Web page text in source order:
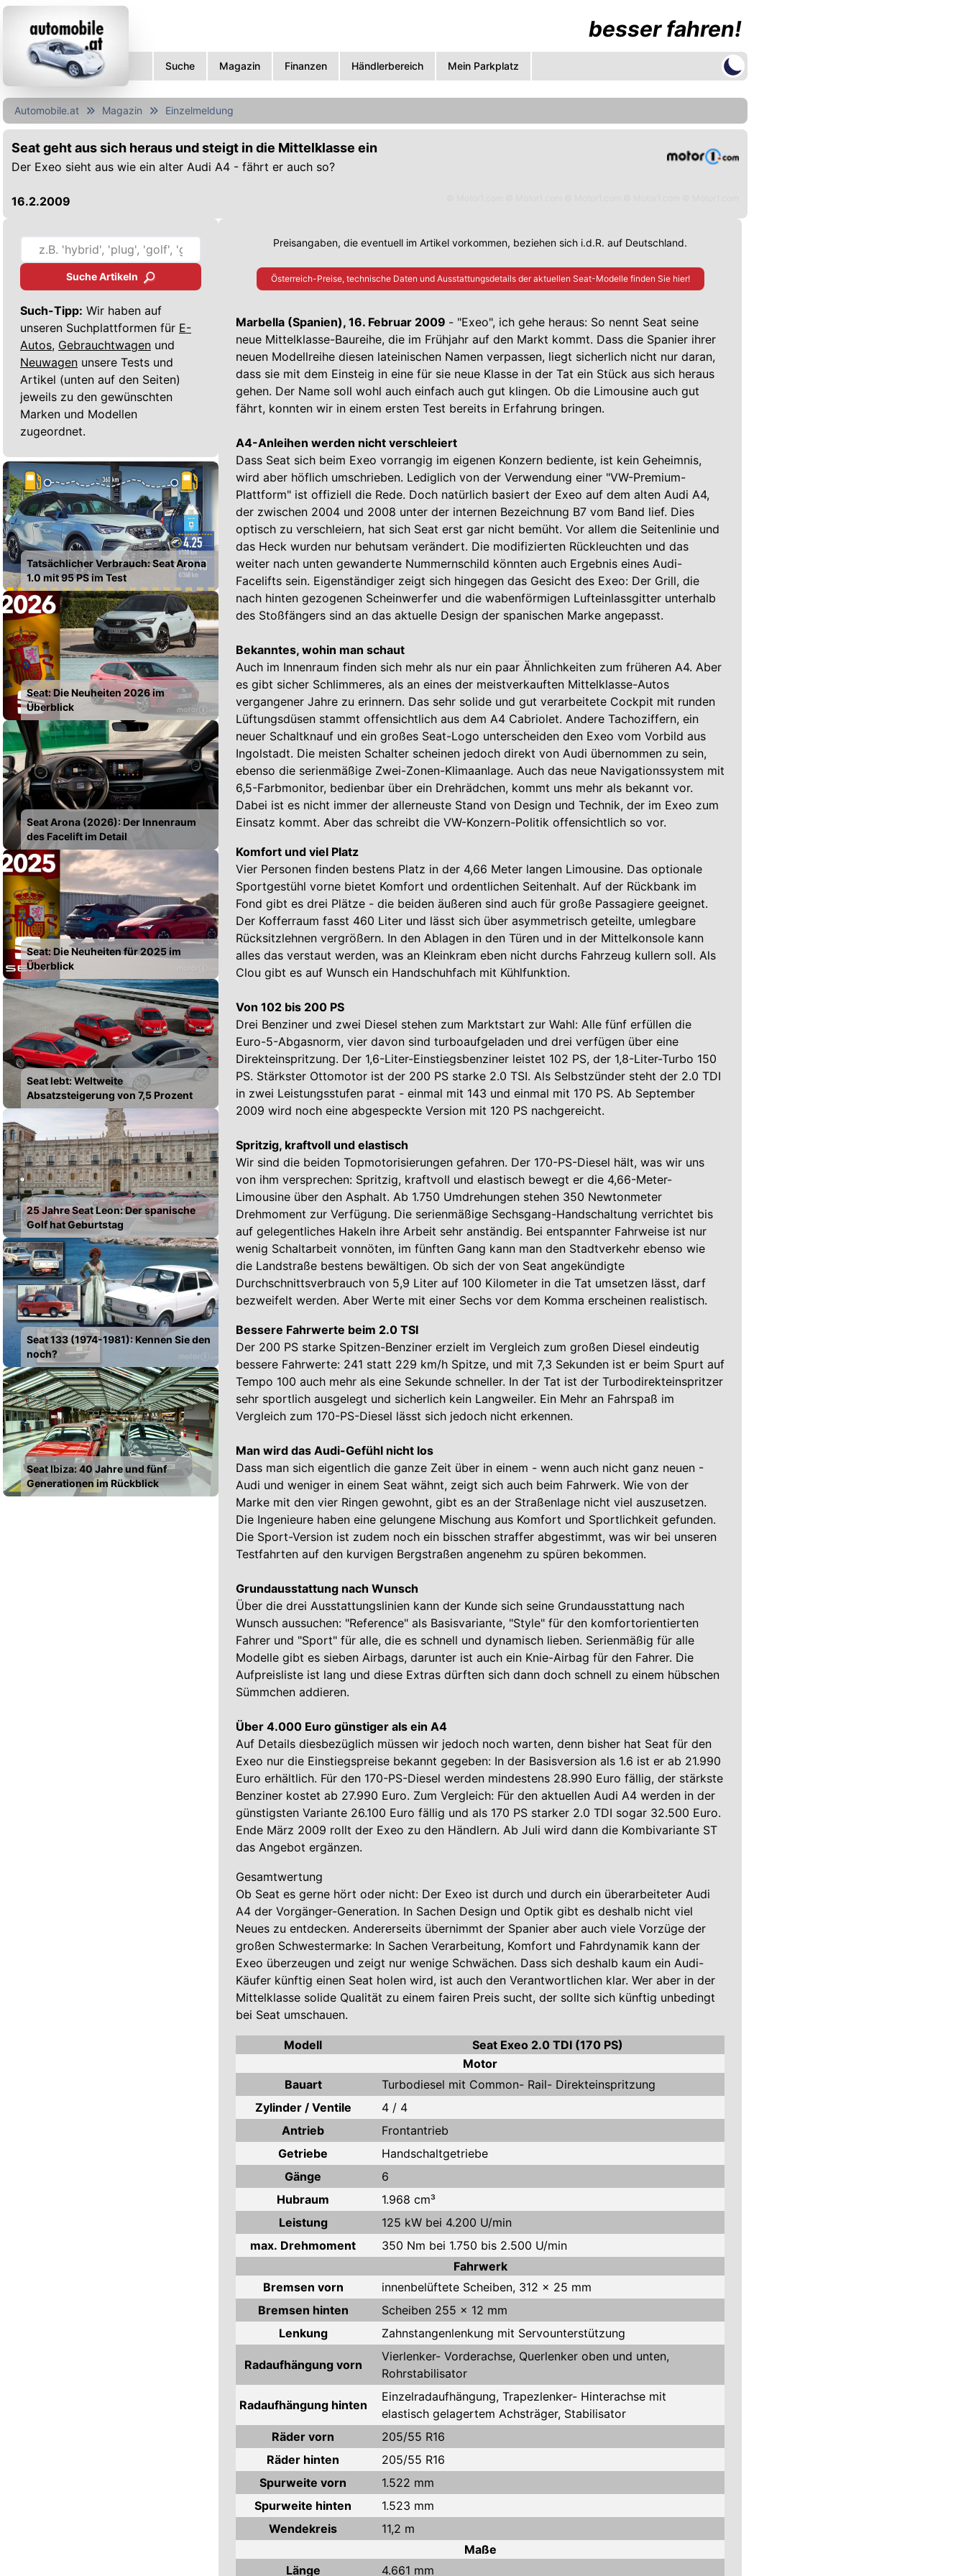
besser fahren!
Suche Magazin Finanzen Händlerbereich Mein Parkplatz
Automobile.at Magazin Einzelmeldung
Seat geht aus sich heraus und steigt in die Mittelklasse ein
Der Exeo sieht aus wie ein alter Audi A4 - fährt er auch so?
16.2.2009
Suche Artikeln
Such-Tipp: Wir haben auf
unseren Suchplattformen für E-
Autos, Gebrauchtwagen und
Neuwagen unsere Tests und
Artikel (unten auf den Seiten)
jeweils zu den gewünschten
Marken und Modellen
zugeordnet.
Tatsächlicher Verbrauch: Seat Arona
1.0 mit 95 PS im Test
Seat: Die Neuheiten 2026 im
Überblick
Seat Arona (2026): Der Innenraum
des Facelift im Detail
Seat: Die Neuheiten für 2025 im
Überblick
Seat lebt: Weltweite
Absatzsteigerung von 7,5 Prozent
25 Jahre Seat Leon: Der spanische
Golf hat Geburtstag
Seat 133 (1974-1981): Kennen Sie den
noch?
Seat Ibiza: 40 Jahre und fünf
Generationen im Rückblick
Preisangaben, die eventuell im Artikel vorkommen, beziehen sich i.d.R. auf Deutschland.
Österreich-Preise, technische Daten und Ausstattungsdetails der aktuellen Seat-Modelle finden Sie hier!
Marbella (Spanien), 16. Februar 2009 - "Exeo", ich gehe heraus: So nennt Seat seine
neue Mittelklasse-Baureihe, die im Frühjahr auf den Markt kommt. Dass die Spanier ihrer
neuen Modellreihe diesen lateinischen Namen verpassen, liegt sicherlich nicht nur daran,
dass sie mit dem Einsteig in eine für sie neue Klasse in der Tat ein Stück aus sich heraus
gehen. Der Name soll wohl auch einfach auch gut klingen. Ob die Limousine auch gut
fährt, konnten wir in einem ersten Test bereits in Erfahrung bringen.
A4-Anleihen werden nicht verschleiert
Dass Seat sich beim Exeo vorrangig im eigenen Konzern bediente, ist kein Geheimnis,
wird aber höflich umschrieben. Lediglich von der Verwendung einer "VW-Premium-
Plattform" ist offiziell die Rede. Doch natürlich basiert der Exeo auf dem alten Audi A4,
der zwischen 2004 und 2008 unter der internen Bezeichnung B7 vom Band lief. Dies
optisch zu verschleiern, hat sich Seat erst gar nicht bemüht. Vor allem die Seitenlinie und
das Heck wurden nur behutsam verändert. Die modifizierten Rückleuchten und das
weiter nach unten gewanderte Nummernschild könnten auch Ergebnis eines Audi-
Facelifts sein. Eigenständiger zeigt sich hingegen das Gesicht des Exeo: Der Grill, die
nach hinten gezogenen Scheinwerfer und die wabenförmigen Lufteinlassgitter unterhalb
des Stoßfängers sind an das aktuelle Design der spanischen Marke angepasst.
Bekanntes, wohin man schaut
Auch im Innenraum finden sich mehr als nur ein paar Ähnlichkeiten zum früheren A4. Aber
es gibt sicher Schlimmeres, als an eines der meistverkauften Mittelklasse-Autos
vergangener Jahre zu erinnern. Das sehr solide und gut verarbeitete Cockpit mit runden
Lüftungsdüsen stammt offensichtlich aus dem A4 Cabriolet. Andere Tachoziffern, ein
neuer Schaltknauf und ein großes Seat-Logo unterscheiden den Exeo vom Vorbild aus
Ingolstadt. Die meisten Schalter scheinen jedoch direkt von Audi übernommen zu sein,
ebenso die serienmäßige Zwei-Zonen-Klimaanlage. Auch das neue Navigationssystem mit
6,5-Farbmonitor, bedienbar über ein Drehrädchen, kommt uns mehr als bekannt vor.
Dabei ist es nicht immer der allerneuste Stand von Design und Technik, der im Exeo zum
Einsatz kommt. Aber das schreibt die VW-Konzern-Politik offensichtlich so vor.
Komfort und viel Platz
Vier Personen finden bestens Platz in der 4,66 Meter langen Limousine. Das optionale
Sportgestühl vorne bietet Komfort und ordentlichen Seitenhalt. Auf der Rückbank im
Fond gibt es drei Plätze - die beiden äußeren sind auch für große Passagiere geeignet.
Der Kofferraum fasst 460 Liter und lässt sich über asymmetrisch geteilte, umlegbare
Rücksitzlehnen vergrößern. In den Ablagen in den Türen und in der Mittelkonsole kann
alles das verstaut werden, was an Kleinkram eben nicht durchs Fahrzeug kullern soll. Als
Clou gibt es auf Wunsch ein Handschuhfach mit Kühlfunktion.
Von 102 bis 200 PS
Drei Benziner und zwei Diesel stehen zum Marktstart zur Wahl: Alle fünf erfüllen die
Euro-5-Abgasnorm, vier davon sind turboaufgeladen und drei verfügen über eine
Direkteinspritzung. Der 1,6-Liter-Einstiegsbenziner leistet 102 PS, der 1,8-Liter-Turbo 150
PS. Stärkster Ottomotor ist der 200 PS starke 2.0 TSI. Als Selbstzünder steht der 2.0 TDI
in zwei Leistungsstufen parat - einmal mit 143 und einmal mit 170 PS. Ab September
2009 wird noch eine abgespeckte Version mit 120 PS nachgereicht.
Spritzig, kraftvoll und elastisch
Wir sind die beiden Topmotorisierungen gefahren. Der 170-PS-Diesel hält, was wir uns
von ihm versprechen: Spritzig, kraftvoll und elastisch bewegt er die 4,66-Meter-
Limousine über den Asphalt. Ab 1.750 Umdrehungen stehen 350 Newtonmeter
Drehmoment zur Verfügung. Die serienmäßige Sechsgang-Handschaltung verrichtet bis
auf gelegentliches Hakeln ihre Arbeit sehr anständig. Bei entspannter Fahrweise ist nur
wenig Schaltarbeit vonnöten, im fünften Gang kann man den Stadtverkehr ebenso wie
die Landstraße bestens bewältigen. Ob sich der von Seat angekündigte
Durchschnittsverbrauch von 5,9 Liter auf 100 Kilometer in die Tat umsetzen lässt, darf
bezweifelt werden. Aber Werte mit einer Sechs vor dem Komma erscheinen realistisch.
Bessere Fahrwerte beim 2.0 TSI
Der 200 PS starke Spitzen-Benziner erzielt im Vergleich zum großen Diesel eindeutig
bessere Fahrwerte: 241 statt 229 km/h Spitze, und mit 7,3 Sekunden ist er beim Spurt auf
Tempo 100 auch mehr als eine Sekunde schneller. In der Tat ist der Turbodirekteinspritzer
sehr sportlich ausgelegt und sicherlich kein Langweiler. Ein Mehr an Fahrspaß im
Vergleich zum 170-PS-Diesel lässt sich jedoch nicht erkennen.
Man wird das Audi-Gefühl nicht los
Dass man sich eigentlich die ganze Zeit über in einem - wenn auch nicht ganz neuen -
Audi und weniger in einem Seat wähnt, zeigt sich auch beim Fahrwerk. Wie von der
Marke mit den vier Ringen gewohnt, gibt es an der Straßenlage nicht viel auszusetzen.
Die Ingenieure haben eine gelungene Mischung aus Komfort und Sportlichkeit gefunden.
Die Sport-Version ist zudem noch ein bisschen straffer abgestimmt, was wir bei unseren
Testfahrten auf den kurvigen Bergstraßen angenehm zu spüren bekommen.
Grundausstattung nach Wunsch
Über die drei Ausstattungslinien kann der Kunde sich seine Grundausstattung nach
Wunsch aussuchen: "Reference" als Basisvariante, "Style" für den komfortorientierten
Fahrer und "Sport" für alle, die es schnell und dynamisch lieben. Serienmäßig für alle
Modelle gibt es sieben Airbags, darunter ist auch ein Knie-Airbag für den Fahrer. Die
Aufpreisliste ist lang und diese Extras dürften sich dann doch schnell zu einem hübschen
Sümmchen addieren.
Über 4.000 Euro günstiger als ein A4
Auf Details diesbezüglich müssen wir jedoch noch warten, denn bisher hat Seat für den
Exeo nur die Einstiegspreise bekannt gegeben: In der Basisversion als 1.6 ist er ab 21.990
Euro erhältlich. Für den 170-PS-Diesel werden mindestens 28.990 Euro fällig, der stärkste
Benziner kostet ab 27.990 Euro. Zum Vergleich: Für den aktuellen Audi A4 werden in der
günstigsten Variante 26.100 Euro fällig und als 170 PS starker 2.0 TDI sogar 32.500 Euro.
Ende März 2009 rollt der Exeo zu den Händlern. Ab Juli wird dann die Kombivariante ST
das Angebot ergänzen.
Gesamtwertung
Ob Seat es gerne hört oder nicht: Der Exeo ist durch und durch ein überarbeiteter Audi
A4 der Vorgänger-Generation. In Sachen Design und Optik gibt es deshalb nicht viel
Neues zu entdecken. Andererseits übernimmt der Spanier aber auch viele Vorzüge der
großen Schwestermarke: In Sachen Verarbeitung, Komfort und Fahrdynamik kann der
Exeo überzeugen und zeigt nur wenige Schwächen. Dass sich deshalb kaum ein Audi-
Käufer künftig einen Seat holen wird, ist auch den Verantwortlichen klar. Wer aber in der
Mittelklasse solide Qualität zu einem fairen Preis sucht, der sollte sich künftig unbedingt
bei Seat umschauen.
Modell
Seat Exeo 2.0 TDI (170 PS)
Motor
Bauart
Turbodiesel mit Common- Rail- Direkteinspritzung
Zylinder / Ventile
4 / 4
Antrieb
Frontantrieb
Getriebe
Handschaltgetriebe
Gänge
6
Hubraum
1.968 cm³
Leistung
125 kW bei 4.200 U/min
max. Drehmoment
350 Nm bei 1.750 bis 2.500 U/min
Fahrwerk
Bremsen vorn
innenbelüftete Scheiben, 312 x 25 mm
Bremsen hinten
Scheiben 255 x 12 mm
Lenkung
Zahnstangenlenkung mit Servounterstützung
Radaufhängung vorn
Vierlenker- Vorderachse, Querlenker oben und unten,
Rohrstabilisator
Radaufhängung hinten
Einzelradaufhängung, Trapezlenker- Hinterachse mit
elastisch gelagertem Achsträger, Stabilisator
Räder vorn
205/55 R16
Räder hinten
205/55 R16
Spurweite vorn
1.522 mm
Spurweite hinten
1.523 mm
Wendekreis
11,2 m
Maße
Länge
4.661 mm